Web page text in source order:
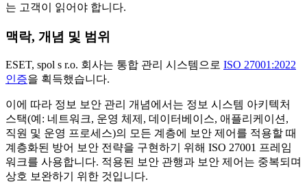
는 고객이 읽어야 합니다.
맥락, 개념 및 범위
ESET, spol s r.o. 회사는 통합 관리 시스템으로 ISO 27001:2022
인증을 획득했습니다.
이에 따라 정보 보안 관리 개념에서는 정보 시스템 아키텍처
스택(예: 네트워크, 운영 체제, 데이터베이스, 애플리케이션,
직원 및 운영 프로세스)의 모든 계층에 보안 제어를 적용할 때
계층화된 방어 보안 전략을 구현하기 위해 ISO 27001 프레임
워크를 사용합니다. 적용된 보안 관행과 보안 제어는 중복되며
상호 보완하기 위한 것입니다.